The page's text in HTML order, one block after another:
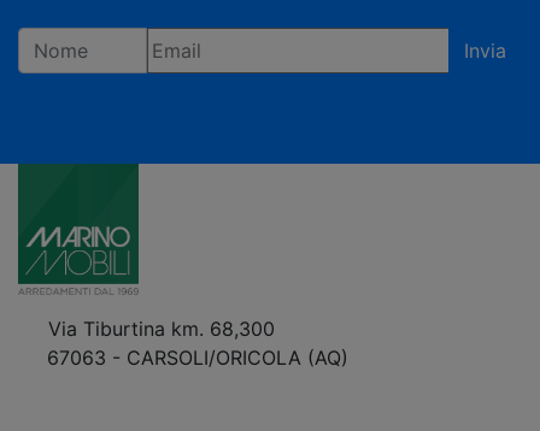
Invia
Via Tiburtina km. 68,300
67063 - CARSOLI/ORICOLA (AQ)